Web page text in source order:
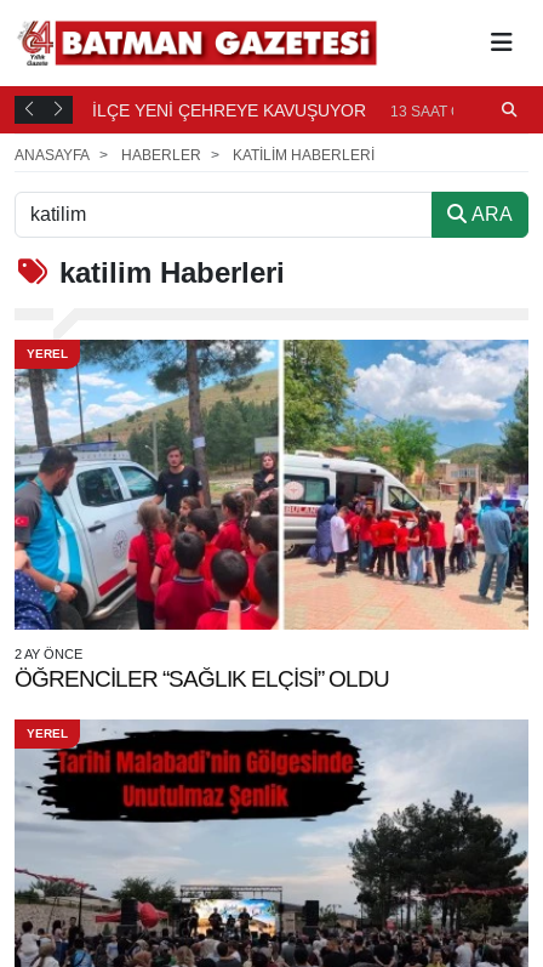
13 SAAT ÖNCE BATMAN’DA YILLARIN SORUNU
ANASAYFA
HABERLER KATILIM HABERLERI
ARA
katilim Haberleri
YEREL
2 AY ÖNCE
ÖĞRENCİLER “SAĞLIK ELÇİSİ” OLDU
YEREL